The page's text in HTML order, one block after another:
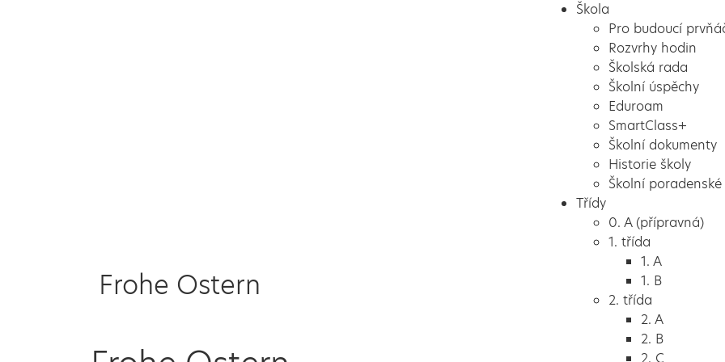
Škola
Pro budoucí
Rozvrhy hodin
Školská rada
Školní úspěchy
Eduroam
SmartClass+
Školní dokumenty
Historie školy
Školní
Třídy
0. A (přípravná)
1. třída
1. A
1. B
2. třída
2. A
2. B
Frohe Ostern